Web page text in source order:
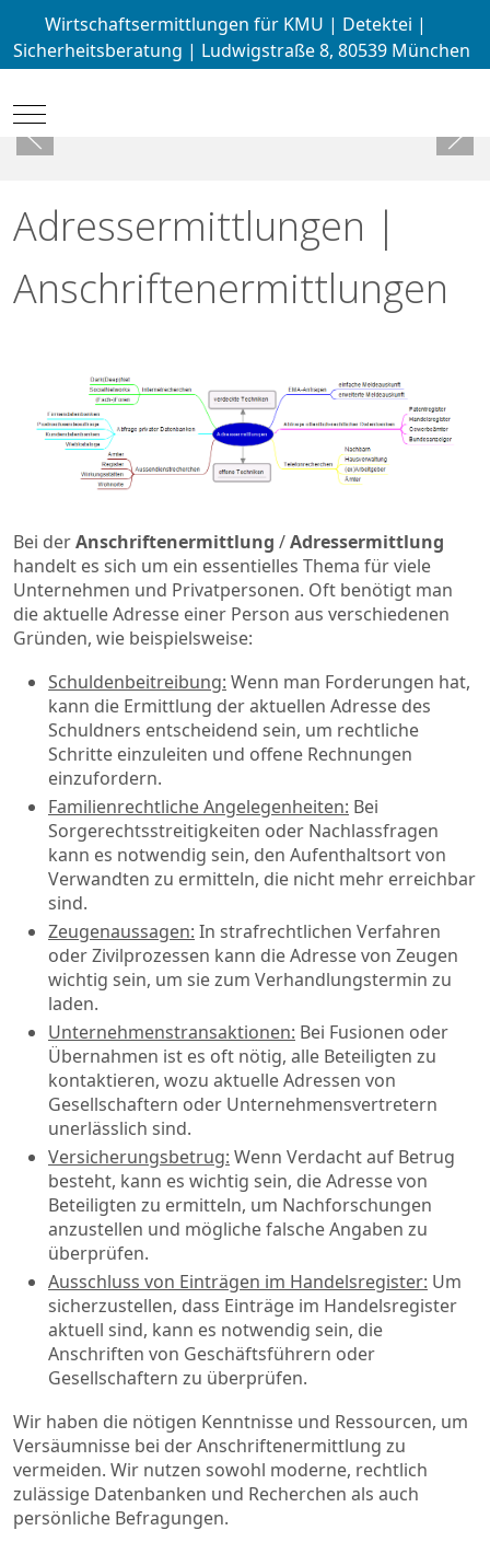
Wirtschaftsermittlungen für KMU | Detektei |
Sicherheitsberatung | Ludwigstraße 8, 80539 München
Mobile Menu Toggle
Adressermittlungen |
Anschriftenermittlungen
Bei derAnschriftenermittlung /Adressermittlung
handelt es sich um ein essentielles Thema für viele
Unternehmen und Privatpersonen. Oft benötigt man
die aktuelle Adresse einer Person aus verschiedenen
Gründen, wie beispielsweise:
Schuldenbeitreibung: Wenn man Forderungen hat,
kann die Ermittlung der aktuellen Adresse des
Schuldners entscheidend sein, um rechtliche
Schritte einzuleiten und offene Rechnungen
einzufordern.
Familienrechtliche Angelegenheiten: Bei
Sorgerechtsstreitigkeiten oder Nachlassfragen
kann es notwendig sein, den Aufenthaltsort von
Verwandten zu ermitteln, die nicht mehr erreichbar
sind.
Zeugenaussagen: In strafrechtlichen Verfahren
oder Zivilprozessen kann die Adresse von Zeugen
wichtig sein, um sie zum Verhandlungstermin zu
laden.
Unternehmenstransaktionen: Bei Fusionen oder
Übernahmen ist es oft nötig, alle Beteiligten zu
kontaktieren, wozu aktuelle Adressen von
Gesellschaftern oder Unternehmensvertretern
unerlässlich sind.
Versicherungsbetrug: Wenn Verdacht auf Betrug
besteht, kann es wichtig sein, die Adresse von
Beteiligten zu ermitteln, um Nachforschungen
anzustellen und mögliche falsche Angaben zu
überprüfen.
Ausschluss von Einträgen im Handelsregister: Um
sicherzustellen, dass Einträge im Handelsregister
aktuell sind, kann es notwendig sein, die
Anschriften von Geschäftsführern oder
Gesellschaftern zu überprüfen.
Wir haben die nötigen Kenntnisse und Ressourcen, um
Versäumnisse bei der Anschriftenermittlung zu
vermeiden. Wir nutzen sowohl moderne, rechtlich
zulässige Datenbanken und Recherchen als auch
persönliche Befragungen.